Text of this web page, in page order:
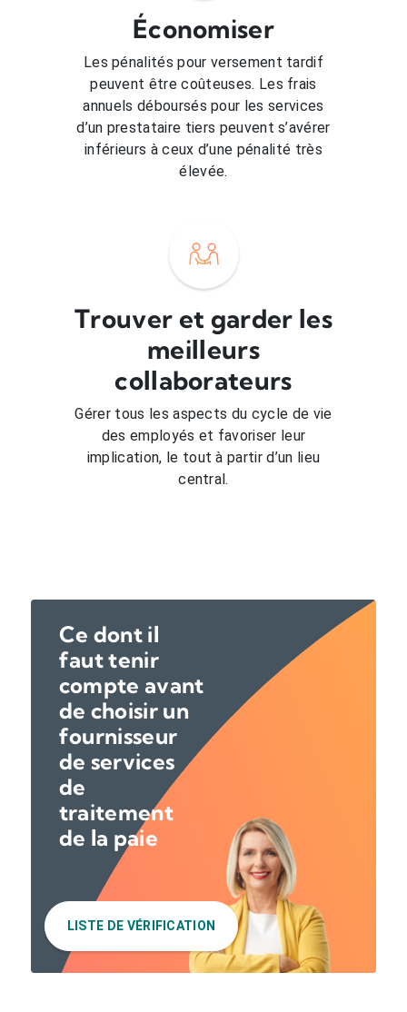
Économiser
Les pénalités pour versement tardif
peuvent être coûteuses. Les frais
annuels déboursés pour les services
d’un prestataire tiers peuvent s’avérer
inférieurs à ceux d’une pénalité très
élevée.
Trouver et garder les
meilleurs
collaborateurs
Gérer tous les aspects du cycle de vie
des employés et favoriser leur
implication, le tout à partir d’un lieu
central.
Ce dont il
faut tenir
compte avant
de choisir un
fournisseur
de services
de
traitement
de la paie
LISTE DE VÉRIFICATION